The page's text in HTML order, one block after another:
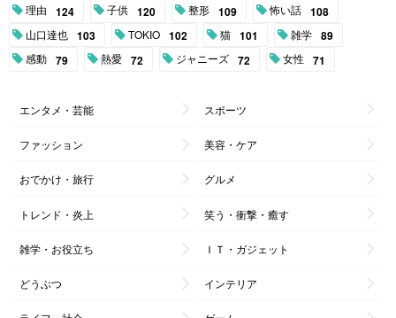
理由 124 子供 120 整形 109 怖い話 108
山口達也 103 TOKIO 102 猫 101 雑学 89
感動 79 熱愛 72 ジャニーズ 72 女性 71
エンタメ・芸能 スポーツ
ファッション 美容・ケア
おでかけ・旅行 グルメ
トレンド・炎上 笑う・衝撃・癒す
雑学・お役立ち ＩＴ・ガジェット
どうぶつ インテリア